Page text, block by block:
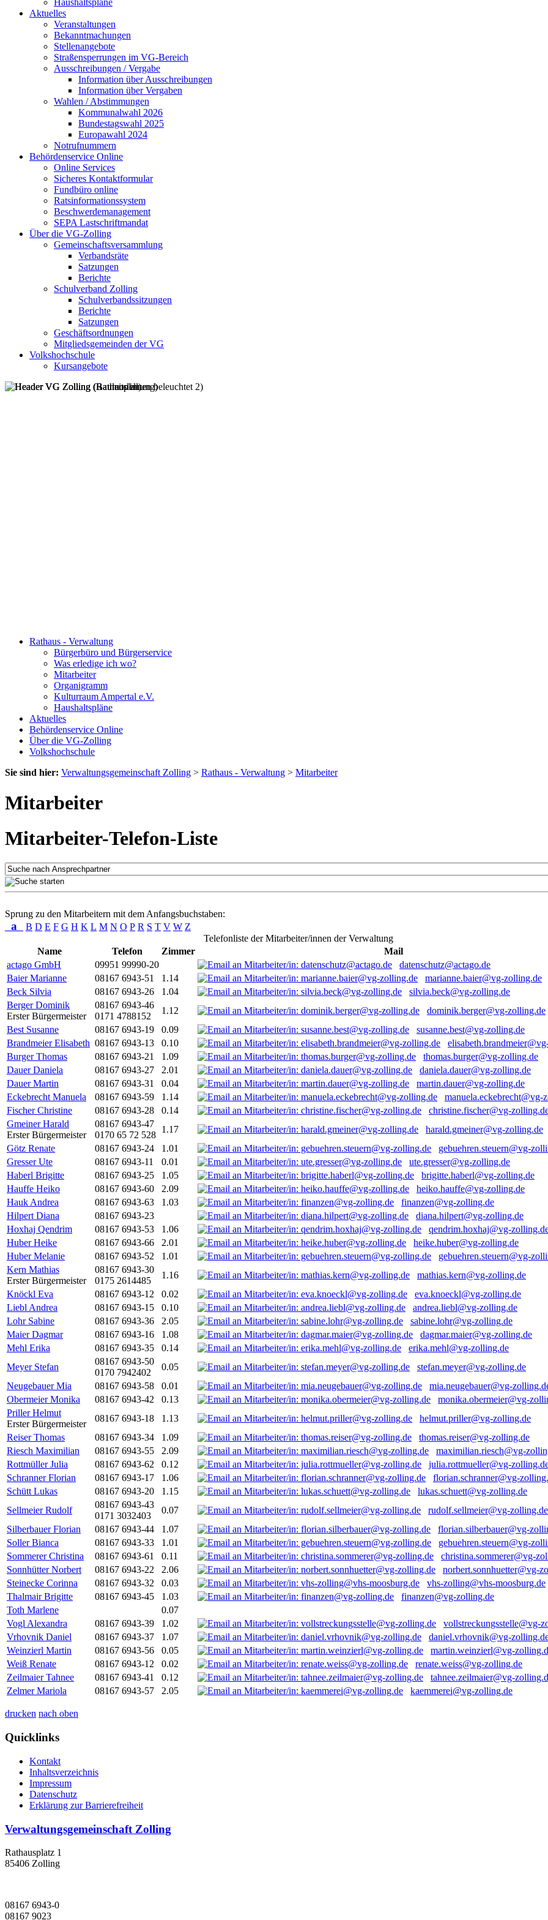
Haushaltspläne
Aktuelles
Veranstaltungen
Bekanntmachungen
Stellenangebote
Straßensperrungen im VG-Bereich
Ausschreibungen / Vergabe
Information über Ausschreibungen
Information über Vergaben
Wahlen / Abstimmungen
Kommunalwahl 2026
Bundestagswahl 2025
Europawahl 2024
Notrufnummern
Behördenservice Online
Online Services
Sicheres Kontaktformular
Fundbüro online
Ratsinformationssystem
Beschwerdemanagement
SEPA Lastschriftmandat
Über die VG-Zolling
Gemeinschaftsversammlung
Verbandsräte
Satzungen
Berichte
Schulverband Zolling
Schulverbandssitzungen
Berichte
Satzungen
Geschäftsordnungen
Mitgliedsgemeinden der VG
Volkshochschule
Kursangebote
Rathaus - Verwaltung
Bürgerbüro und Bürgerservice
Was erledige ich wo?
Mitarbeiter
Organigramm
Kulturraum Ampertal e.V.
Haushaltspläne
Aktuelles
Behördenservice Online
Über die VG-Zolling
Volkshochschule
Sie sind hier: Verwaltungsgemeinschaft Zolling > Rathaus - Verwaltung > Mitarbeiter
Mitarbeiter
Mitarbeiter-Telefon-Liste
Sprung zu den Mitarbeitern mit dem Anfangsbuchstaben:
a B D E F G H K L M N O P R S T V W Z
Telefonliste der Mitarbeiter/innen der Verwaltung
Name
Telefon Zimmer
Mail
actago GmbH
09951 99990-20
datenschutz@actago.de
Baier Marianne
08167 6943-51 1.14
marianne.baier@vg-zolling.de
Beck Silvia
08167 6943-26 1.04
silvia.beck@vg-zolling.de
Berger Dominik
Erster Bürgermeister
08167 6943-46
0171 4788152
1.12
dominik.berger@vg-zolling.de
Best Susanne
08167 6943-19 0.09
susanne.best@vg-zolling.de
Brandmeier Elisabeth 08167 6943-13 0.10
Burger Thomas
08167 6943-21 1.09
thomas.burger@vg-zolling.de
Dauer Daniela
08167 6943-27 2.01
daniela.dauer@vg-zolling.de
Dauer Martin
08167 6943-31 0.04
martin.dauer@vg-zolling.de
Eckebrecht Manuela
08167 6943-59 1.14
manuela.eckebrecht@vg-
Fischer Christine
08167 6943-28 0.14
christine.fischer@vg-
Gmeiner Harald
Erster Bürgermeister
08167 6943-47
0170 65 72 528
1.17
harald.gmeiner@vg-zolling.de
Götz Renate
08167 6943-24 1.01
gebuehren.steuern@vg-
Gresser Ute
08167 6943-11 0.01
ute.gresser@vg-zolling.de
Haberl Brigitte
08167 6943-25 1.05
brigitte.haberl@vg-zolling.de
Hauffe Heiko
08167 6943-60 2.09
heiko.hauffe@vg-zolling.de
Hauk Andrea
08167 6943-63 1.03
finanzen@vg-zolling.de
Hilpert Diana
08167 6943-23
diana.hilpert@vg-zolling.de
Hoxhaj Qendrim
08167 6943-53 1.06
qendrim.hoxhaj@vg-
Huber Heike
08167 6943-66 2.01
heike.huber@vg-zolling.de
Huber Melanie
08167 6943-52 1.01
gebuehren.steuern@vg-
Kern Mathias
Erster Bürgermeister
08167 6943-30
0175 2614485
1.16
mathias.kern@vg-zolling.de
Knöckl Eva
08167 6943-12 0.02
eva.knoeckl@vg-zolling.de
Liebl Andrea
08167 6943-15 0.10
andrea.liebl@vg-zolling.de
Lohr Sabine
08167 6943-36 2.05
sabine.lohr@vg-zolling.de
Maier Dagmar
08167 6943-16 1.08
dagmar.maier@vg-zolling.de
Mehl Erika
08167 6943-35 0.14
erika.mehl@vg-zolling.de
Meyer Stefan
08167 6943-50
0170 7942402
0.05
stefan.meyer@vg-zolling.de
Neugebauer Mia
08167 6943-58 0.01
mia.neugebauer@vg-
Obermeier Monika
08167 6943-42 0.13
monika.obermeier@vg-
Priller Helmut
Erster Bürgermeister
08167 6943-18 1.13
helmut.priller@vg-zolling.de
Reiser Thomas
08167 6943-34 1.09
thomas.reiser@vg-zolling.de
Riesch Maximilian
08167 6943-55 2.09
maximilian.riesch@vg-
Rottmüller Julia
08167 6943-62 0.12
julia.rottmueller@vg-
Schranner Florian
08167 6943-17 1.06
florian.schranner@vg-
Schütt Lukas
08167 6943-20 1.15
lukas.schuett@vg-zolling.de
Sellmeier Rudolf
08167 6943-43
0171 3032403
0.07
rudolf.sellmeier@vg-zolling.de
Silberbauer Florian
08167 6943-44 1.07
florian.silberbauer@vg-
Soller Bianca
08167 6943-33 1.01
gebuehren.steuern@vg-
Sommerer Christina
08167 6943-61 0.11
christina.sommerer@vg-
Sonnhütter Norbert
08167 6943-22 2.06
norbert.sonnhuetter@vg-
Steinecke Corinna
08167 6943-32 0.03
vhs-zolling@vhs-moosburg.de
Thalmair Brigitte
08167 6943-45 1.03
finanzen@vg-zolling.de
Toth Marlene
0.07
Vogl Alexandra
08167 6943-39 1.02
vollstreckungsstelle@vg-
Vrhovnik Daniel
08167 6943-37 1.07
daniel.vrhovnik@vg-
Weinzierl Martin
08167 6943-56 0.05
martin.weinzierl@vg-
Weiß Renate
08167 6943-12 0.02
renate.weiss@vg-zolling.de
Zeilmaier Tahnee
08167 6943-41 0.12
tahnee.zeilmaier@vg-
Zelmer Mariola
08167 6943-57 2.05 kaemmerei@vg-zolling.de
drucken nach oben
Quicklinks
Kontakt
Inhaltsverzeichnis
Impressum
Datenschutz
Erklärung zur Barrierefreiheit
Verwaltungsgemeinschaft Zolling
Rathausplatz 1
85406 Zolling
08167 6943-0
08167 9023